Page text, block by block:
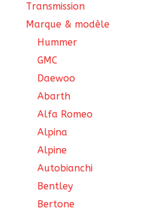
Transmission
Marque & modèle
Hummer
GMC
Daewoo
Abarth
Alfa Romeo
Alpina
Alpine
Autobianchi
Bentley
Bertone